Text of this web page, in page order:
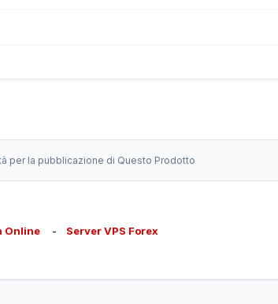
per la pubblicazione di Questo Prodotto
Online - Server VPS Forex